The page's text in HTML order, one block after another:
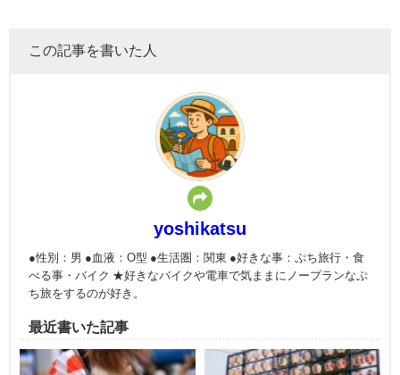
この記事を書いた人
yoshikatsu
●性別：男 ●血液：O型 ●生活圏：関東 ●好きな事：ぷち旅行・食
べる事・バイク ★好きなバイクや電車で気ままにノープランなぷ
ち旅をするのが好き。
最近書いた記事